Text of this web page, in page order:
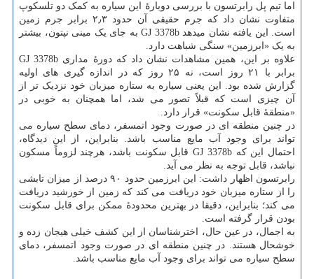
اما تیم پل رابرتسون با بررسی دوبارهٔ این سیاره به کمک دو تلسکوپ
متفاوت نشان داد که جرم حقیقی آن حدود ۲٫۳ برابر جرم زمین
است. این یافته نشان میدهد GJ 3378b به جای یک مینی نپتون، بیشتر
به یک «ابرزمین» سنگی شباهت دارد.
علاوه بر این، همین مشاهدات نشان داد که دورهٔ مداری GJ 3378b
برابر با ۲۱ روز است، نه ۲۵ روز که در اندازه گیری های اولیه
گزارش شده بود. این یعنی سیاره به ستاره میزبان خود نزدیک تر از
آن چیزی است که قبلاً تصور می شد، اما همچنان به خوبی در
«منطقهٔ قابل سکونت» قرار دارد.
در چنین منطقه ای در صورت وجود اتمسفر، دمای سطح سیاره می
تواند برای وجود آب مایع مناسب باشد. بنابراین، از این دیدگاه،
احتمال این که GJ 3378b قابل سکونت باشد، هرچند لزوماً مسکون
نباشد، قابل توجه به نظر می آید.
رابرتسون اظهار داشت: این ابرزمین حدود ۹۰ درصد از میزان تابشی
را از ستاره میزبان خود دریافت می کند که زمین از خورشید دریافت
می کند؛ بنابراین، دقیقا در بهترین محدودهٔ ممکن برای قابل سکونت
بودن قرار گرفته است.
به اجمال، در عین حال، اخترشناسان از این کشف خیلی هیجان زده و
خوشحال هستند. در چنین منطقه ای در صورت وجود اتمسفر، دمای
سطح سیاره می تواند برای وجود آب مایع مناسب باشد.